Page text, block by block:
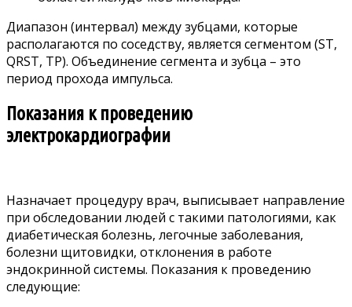
Диапазон (интервал) между зубцами, которые
располагаются по соседству, является сегментом (ST,
QRST, TP). Объединение сегмента и зубца – это
период прохода импульса.
Показания к проведению
электрокардиографии
Назначает процедуру врач, выписывает направление
при обследовании людей с такими патологиями, как
диабетическая болезнь, легочные заболевания,
болезни щитовидки, отклонения в работе
эндокринной системы. Показания к проведению
следующие: